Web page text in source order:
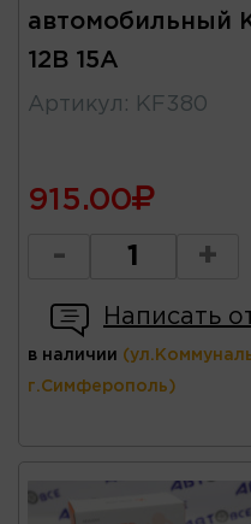
автомобильный
12В 15А
Артикул : KF380
915.00
- +
Написать
в наличии
г.Симферополь)